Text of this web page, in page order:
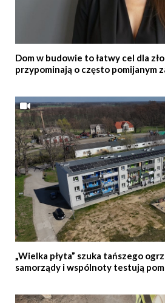
Dom w budowie to łatwy cel dla
przypominają o często pomijanym
„Wielka płyta” szuka tańszego
samorządy i wspólnoty testują